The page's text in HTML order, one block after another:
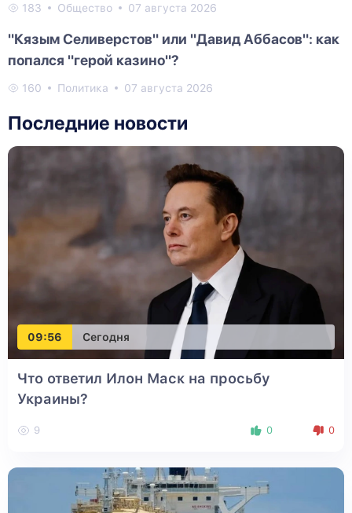
183 Общество 07 августа 2026
"Кязым Селиверстов" или "Давид Аббасов": как
попался "герой казино"?
160 Политика 07 августа 2026
Последние новости
09:56 Сегодня
Что ответил Илон Маск на просьбу
Украины?
9 0 0